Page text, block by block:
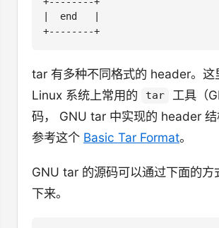
tar 有多种不同格式的 header。这
Linux 系统上常用的
tar
工具（
码， GNU tar 中实现的 header 结
参考这个 Basic Tar Format。
GNU tar 的源码可以通过下面的方
下来。